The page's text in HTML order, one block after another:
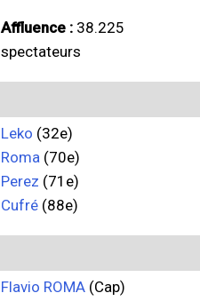
Affluence : 38.225
spectateurs
Leko (32e)
Roma (70e)
Perez (71e)
Cufré (88e)
Flavio ROMA (Cap)